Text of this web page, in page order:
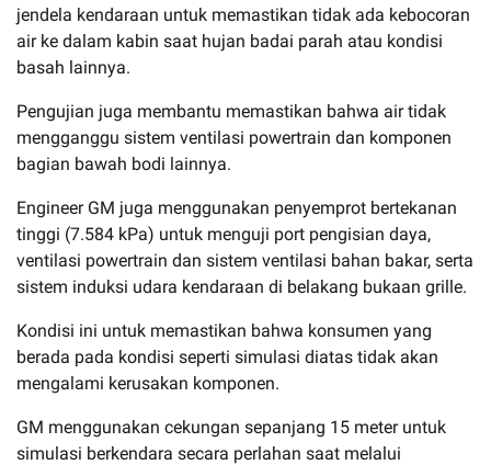
jendela kendaraan untuk memastikan tidak ada kebocoran
air ke dalam kabin saat hujan badai parah atau kondisi
basah lainnya.
Pengujian juga membantu memastikan bahwa air tidak
mengganggu sistem ventilasi powertrain dan komponen
bagian bawah bodi lainnya.
Engineer GM juga menggunakan penyemprot bertekanan
tinggi (7.584 kPa) untuk menguji port pengisian daya,
ventilasi powertrain dan sistem ventilasi bahan bakar, serta
sistem induksi udara kendaraan di belakang bukaan grille.
Kondisi ini untuk memastikan bahwa konsumen yang
berada pada kondisi seperti simulasi diatas tidak akan
mengalami kerusakan komponen.
GM menggunakan cekungan sepanjang 15 meter untuk
simulasi berkendara secara perlahan saat melalui